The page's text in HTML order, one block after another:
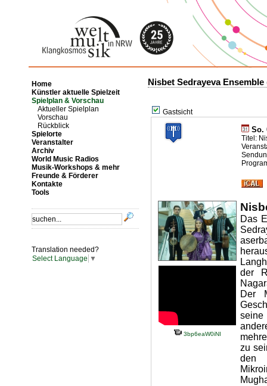
Home
Künstler aktuelle Spielzeit
Spielplan & Vorschau
Aktueller Spielplan
Vorschau
Rückblick
Spielorte
Veranstalter
Archiv
World Music Radios
Musik-Workshops & mehr
Freunde & Förderer
Kontakte
Tools
Translation needed?
Select Language ▼
Nisbet Sedrayeva
Gastsicht
So.
Titel:
3bp6eaW0iNI
Das
der
Der
zu
den